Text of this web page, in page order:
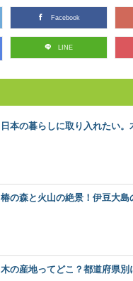
画5選
林業ってどんな仕事？田舎暮らし
そう思って本や雑誌を読むのもい
スギ（杉）：知っておきた
日本人なら知っておきたい日本の
ーズ。 今回は、日本で唯一の落葉
「千本山」の旅
秋田杉、吉野杉と並んで”日本三大
Facebook
LINE
日本の暮らしに取り入れたい
椿の森と火山の絶景！伊豆大島
木の産地ってどこ？都道府県別